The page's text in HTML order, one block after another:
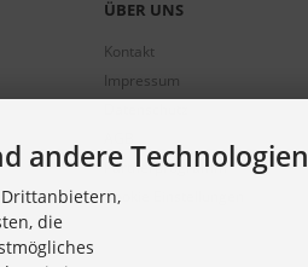
ÜBER UNS
Kontakt
Impressum
Partnerprogramm
Cookie Einstellungen
andere Technologien
die